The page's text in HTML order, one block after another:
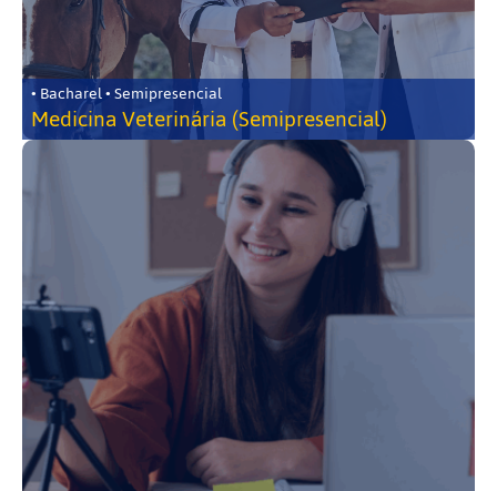
• Bacharel • Semipresencial
Medicina Veterinária (Semipresencial)